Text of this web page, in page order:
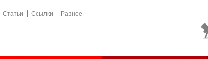
Статьи Ссылки Разное